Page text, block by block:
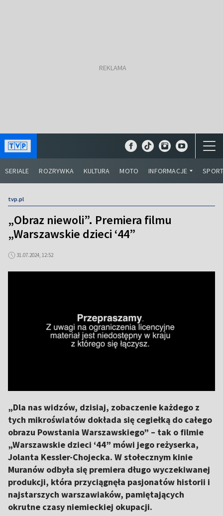
SERIALE ROZRYWKA KULTURA MOTO INFORMACJE
tvp.pl
„Obraz niewoli”. Premiera filmu
„Warszawskie dzieci ‘44”
31.07.2024, 12:52
„Dla nas widzów, dzisiaj, zobaczenie każdego z
tych mikroświatów dokłada się cegiełką do całego
obrazu Powstania Warszawskiego” – tak o filmie
„Warszawskie dzieci ‘44” mówi jego reżyserka,
Jolanta Kessler-Chojecka. W stołecznym kinie
Muranów odbyła się premiera długo wyczekiwanej
produkcji, która przyciągnęła pasjonatów historii i
najstarszych warszawiaków, pamiętających
okrutne czasy niemieckiej okupacji.